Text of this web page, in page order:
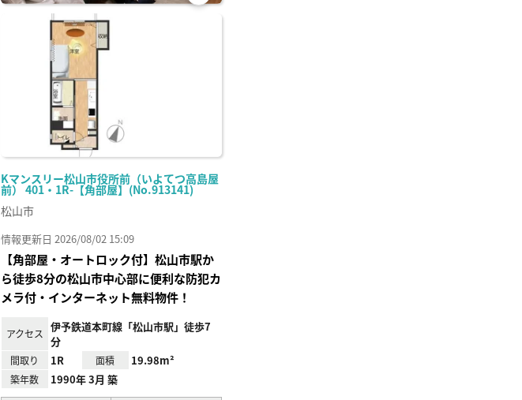
Kマンスリー松山市役所前（いよてつ高島屋
前） 401・1R-【角部屋】(No.913141)
お気
松山市
情報更新日 2026/08/02 15:09
【角部屋・オートロック付】松山市駅か
ら徒歩8分の松山市中心部に便利な防犯カ
メラ付・インターネット無料物件！
アクセス
伊予鉄道本町線「松山市駅」徒歩7
分
間取り 1R 面積 19.98m²
築年数 1990年 3月 築